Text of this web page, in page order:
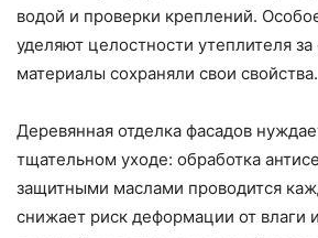
водой и проверки креплений.
уделяют целостности утеплителя
материалы сохраняли свои свойства.
Деревянная отделка фасадов
тщательном уходе: обработка
защитными маслами проводится
снижает риск деформации от влаги